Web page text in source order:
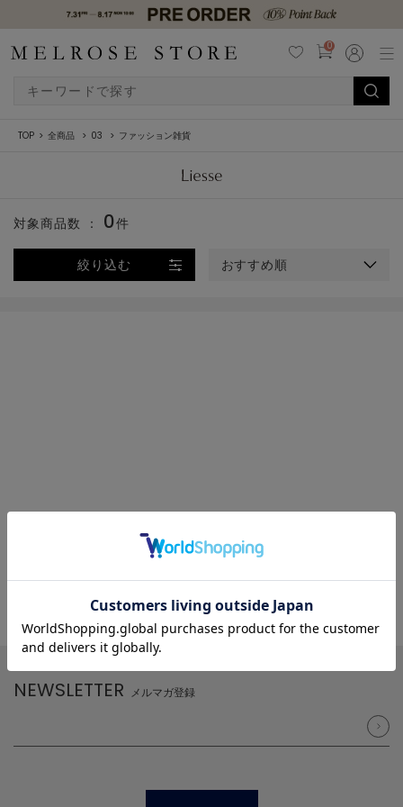
0
TOP 全商品 03 ファッション雑貨
絞り込む おすすめ順
対象商品数 ： 0件
NEWSLETTER メルマガ登録